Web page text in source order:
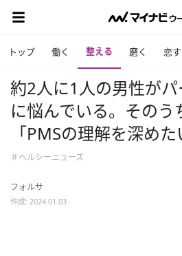
トップ 働く 整える 磨く 恋
約2人に1人の男性が
に悩んでいる。そのう
「PMSの理解を深め
＃ヘルシーニュース
フォルサ
作成: 2024.01.03